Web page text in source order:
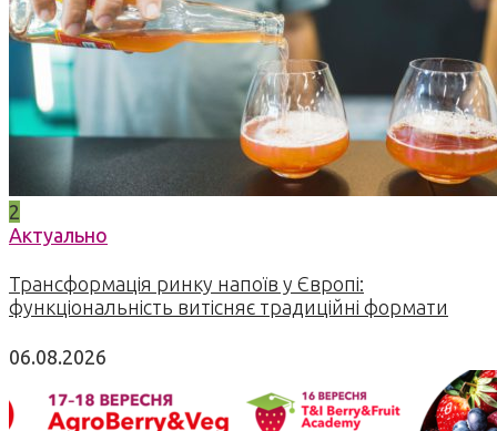
2
Актуально
Трансформація ринку напоїв у Європі:
функціональність витісняє традиційні формати
06.08.2026